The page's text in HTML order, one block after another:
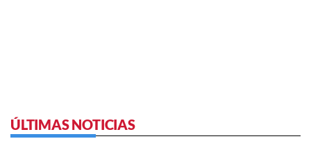
ÚLTIMAS NOTICIAS